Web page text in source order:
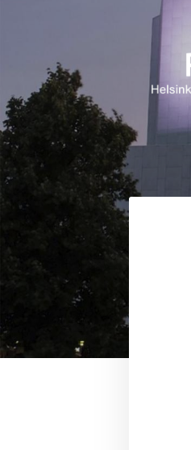
Finlandia